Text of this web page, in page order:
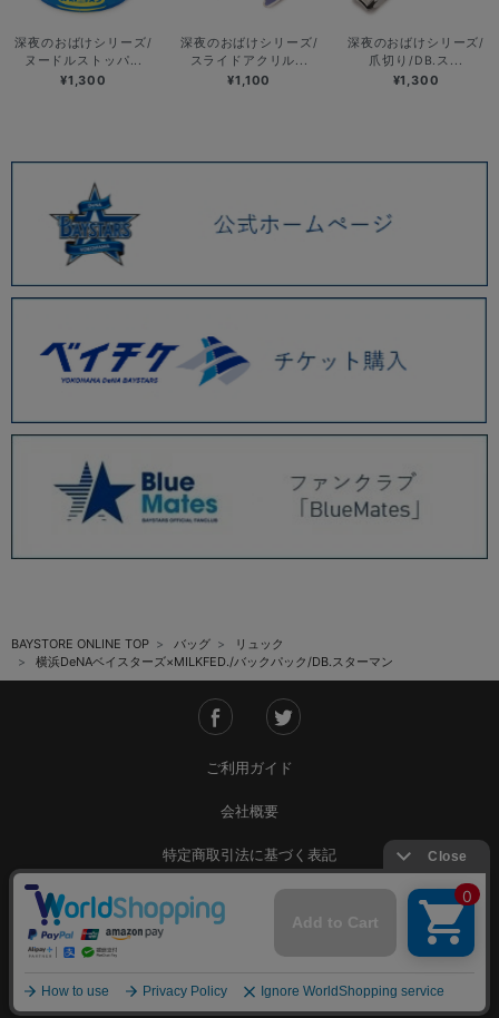
深夜のおばけシリーズ/
ヌードルストッパ...
¥1,300
深夜のおばけシリーズ/
スライドアクリル...
¥1,100
深夜のおばけシリーズ/
爪切り/DB.ス...
¥1,300
BAYSTORE ONLINE TOP バッグ
リュック
横浜DeNAベイスターズ×MILKFED./バックパック/DB.スターマン
ご利用ガイド
会社概要
特定商取引法に基づく表記
ご利用規約
Copyright © YOKOHAMA DeNA BAYSTARS All Rights Reserved.